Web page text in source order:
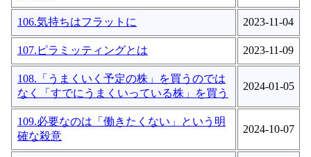
106.気持ちはフラットに 2023-11-04
107.ピラミッティングとは 2023-11-09
108.「うまくいく予定の株」を買うのでは
なく「すでにうまくいっている株」を買う
2024-01-05
109.必要なのは「働きたくない」という明
確な殺意
2024-10-07